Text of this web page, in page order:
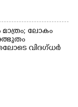
ലോകം
വിദഗ്ധർ